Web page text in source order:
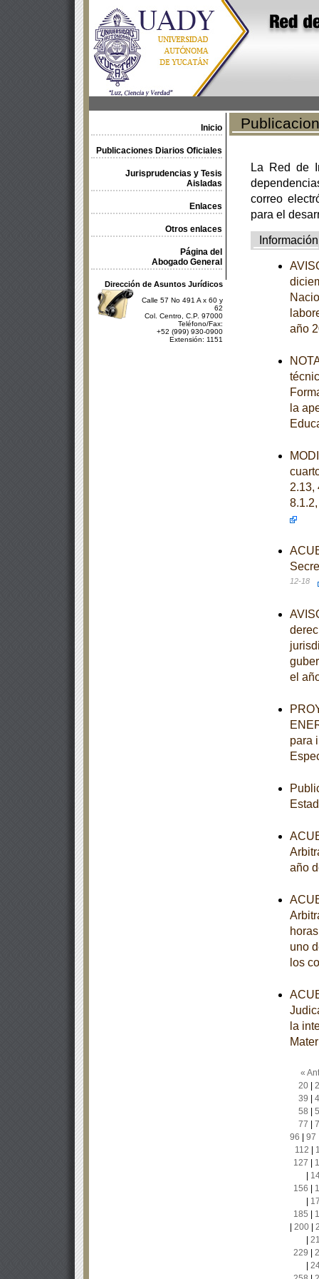
Inicio
Publicaciones Diarios Oficiales
Jurisprudencias y Tesis
Aisladas
Enlaces
Otros enlaces
Página del
Abogado General
Dirección de Asuntos Jurídicos
Calle 57 No 491 A x 60 y
62
Col. Centro, C.P. 97000
Teléfono/Fax:
+52 (999) 930-0900
Extensión: 1151
La Red de
correo
para el
Información
año
la
2.13,
12-18
el
para
año
uno
los
la
«
20|
39
58
77
96
97
112
127
156
185
200|
229